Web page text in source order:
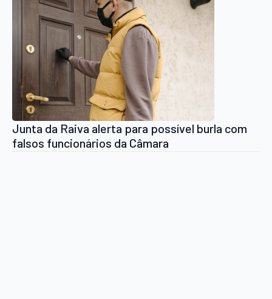
Junta da Raiva alerta para possível burla com
falsos funcionários da Câmara